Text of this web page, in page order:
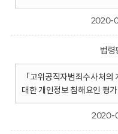
2020-
법령
「고위공직자범죄수사처
대한 개인정보 침해요인 평
2020-